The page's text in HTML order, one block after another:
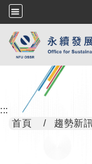
:::
首頁
趨勢新